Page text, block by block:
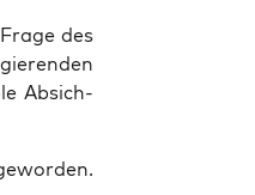
des
Absich­